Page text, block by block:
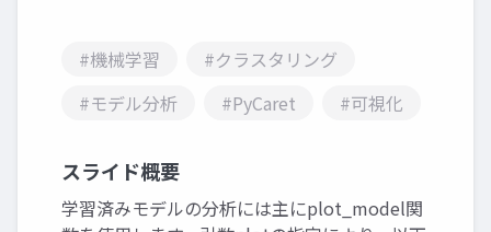
#機械学習
#クラスタリング
#モデル分析
#PyCaret #可視化
スライド概要
学習済みモデルの分析には主にplot_model関